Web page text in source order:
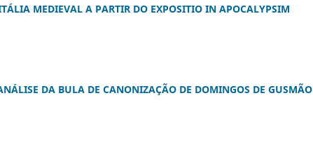
MEDIEVAL A PARTIR DO EXPOSITIO IN APOCALYPSIM
DA BULA DE CANONIZAÇÃO DE DOMINGOS DE GUSMÃO